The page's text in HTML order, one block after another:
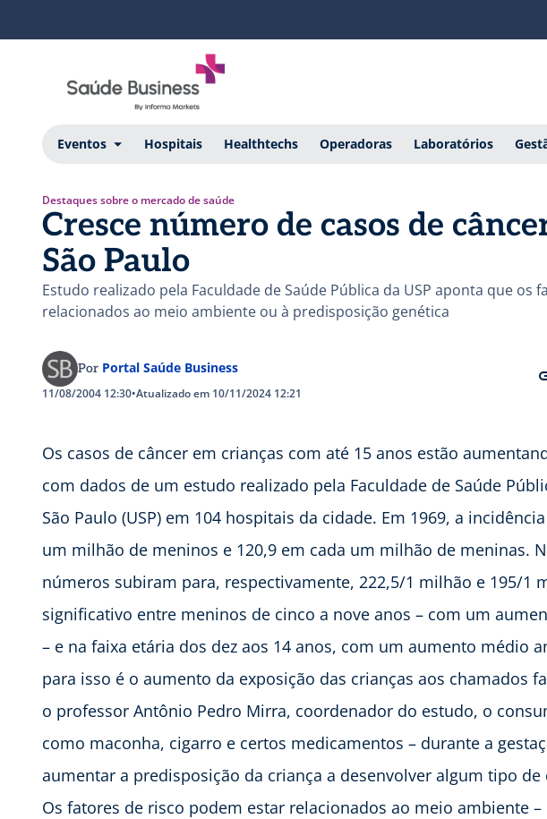
Eventos Hospitais Healthtechs Operadoras Laboratórios
Destaques sobre o mercado de saúde
Cresce número de casos de
São Paulo
Estudo realizado pela Faculdade de Saúde Pública da USP aponta que os
relacionados ao meio ambiente ou à predisposição genética
Por Portal Saúde Business
11/08/2004 12:30•Atualizado em 10/11/2024 12:21
Os casos de câncer em crianças com até 15 anos estão
com dados de um estudo realizado pela Faculdade de Saúde
São Paulo (USP) em 104 hospitais da cidade. Em 1969, a
um milhão de meninos e 120,9 em cada um milhão de meninas.
números subiram para, respectivamente, 222,5/1 milhão e 195/1
significativo entre meninos de cinco a nove anos – com um
– e na faixa etária dos dez aos 14 anos, com um aumento médio
para isso é o aumento da exposição das crianças aos chamados
o professor Antônio Pedro Mirra, coordenador do estudo, o
como maconha, cigarro e certos medicamentos – durante a
aumentar a predisposição da criança a desenvolver algum tipo de
Os fatores de risco podem estar relacionados ao meio ambiente